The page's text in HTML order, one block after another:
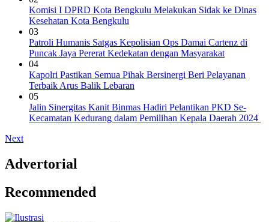
Komisi I DPRD Kota Bengkulu Melakukan Sidak ke Dinas
Kesehatan Kota Bengkulu
03
Patroli Humanis Satgas Kepolisian Ops Damai Cartenz di
Puncak Jaya Pererat Kedekatan dengan Masyarakat
04
Kapolri Pastikan Semua Pihak Bersinergi Beri Pelayanan
Terbaik Arus Balik Lebaran
05
Jalin Sinergitas Kanit Binmas Hadiri Pelantikan PKD Se-
Kecamatan Kedurang dalam Pemilihan Kepala Daerah 2024
Next
Advertorial
Recommended